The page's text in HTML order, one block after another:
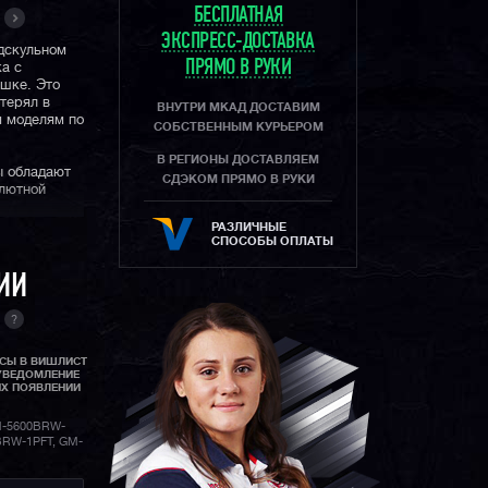
с
Это
в
моделям по
обладают
паттерн
часов
Casio. В
для
эффекта
от
?
В ВИШЛИСТ
ПОЯВЛЕНИИ
1PFT, GM-
БЕСПЛАТНАЯ
ЭКСПРЕСС-ДОСТАВКА
ПРЯМО В РУКИ
ВНУТРИ МКАД ДОСТАВИМ
СОБСТВЕННЫМ КУРЬЕРОМ
В РЕГИОНЫ ДОСТАВЛЯЕМ
СДЭКОМ ПРЯМО В РУКИ
РАЗЛИЧНЫЕ
СПОСОБЫ ОПЛАТЫ